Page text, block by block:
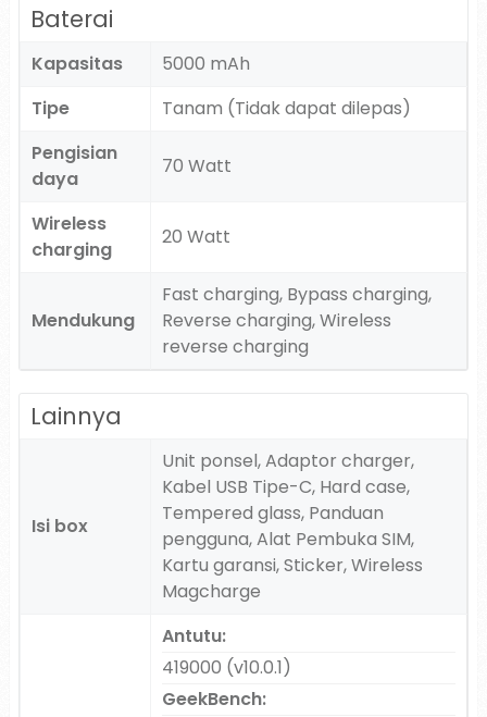
Baterai
Kapasitas
5000 mAh
Tipe
Tanam (Tidak dapat dilepas)
Pengisian
daya
70 Watt
Wireless
charging
20 Watt
Mendukung
Fast charging, Bypass charging,
Reverse charging, Wireless
reverse charging
Lainnya
Isi box
Unit ponsel, Adaptor charger,
Kabel USB Tipe-C, Hard case,
Tempered glass, Panduan
pengguna, Alat Pembuka SIM,
Kartu garansi, Sticker, Wireless
Magcharge
Antutu:
419000 (v10.0.1)
GeekBench: